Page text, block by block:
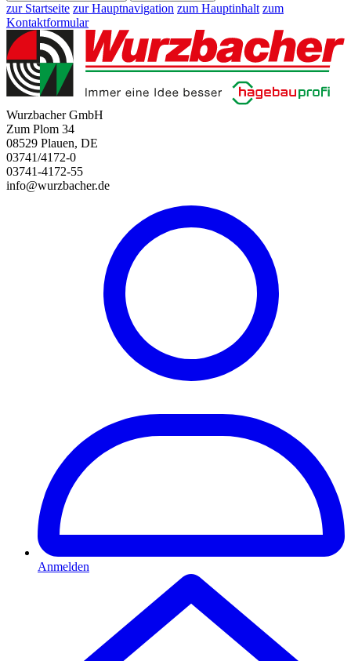
zur Startseite zur Hauptnavigation zum Hauptinhalt zum
Kontaktformular
Wurzbacher GmbH
Zum Plom 34
08529 Plauen, DE
03741/4172-0
03741-4172-55
info@wurzbacher.de
Anmelden